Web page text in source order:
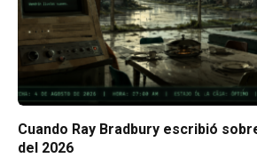
Cuando Ray Bradbury escribió
del 2026